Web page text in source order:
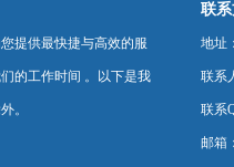
提供最快捷与高效的服
的工作时间 。以下是我
。
联
地址
联系
联系
邮箱